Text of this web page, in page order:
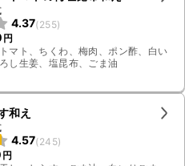
4.37(255)
円
マト、ちくわ、梅肉、ポン酢、白い
し生姜、塩昆布、ごま油
和え
4.57(245)
円